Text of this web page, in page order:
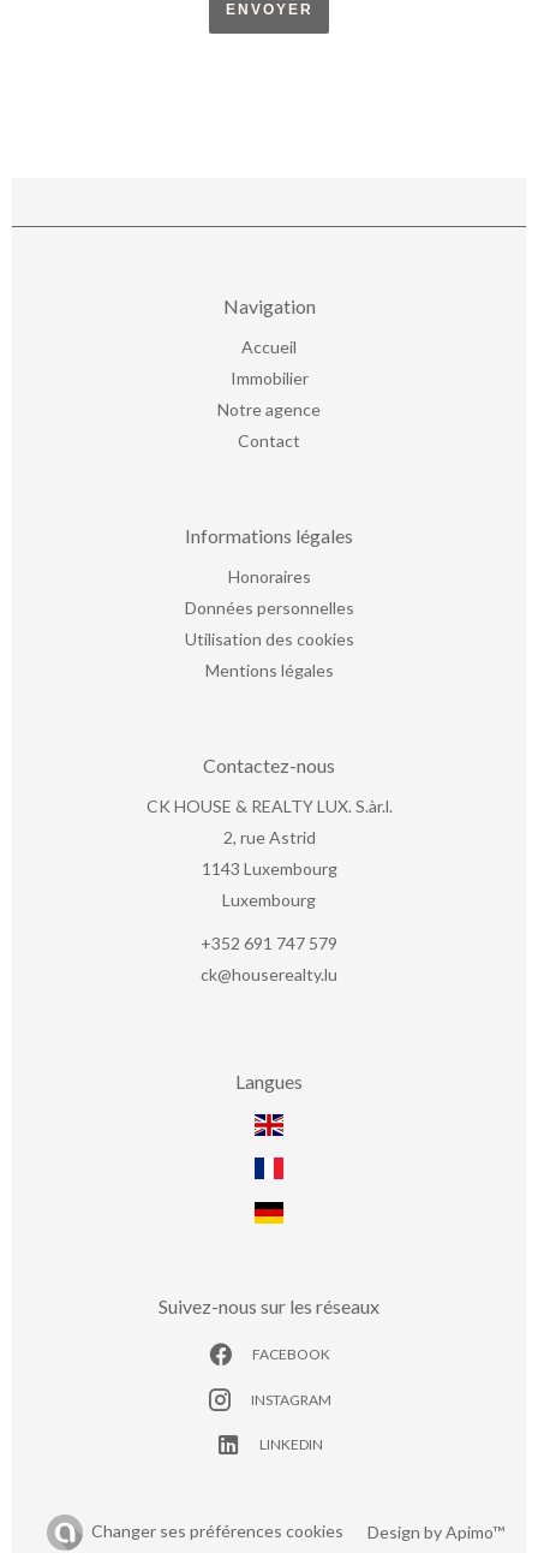
ENVOYER
Navigation
Accueil
Immobilier
Notre agence
Contact
Informations légales
Honoraires
Données personnelles
Utilisation des cookies
Mentions légales
Contactez-nous
CK HOUSE & REALTY LUX. S.àr.l.
2, rue Astrid
1143 Luxembourg
Luxembourg
+352 691 747 579
ck@houserealty.lu
Langues
Suivez-nous sur les réseaux
FACEBOOK
INSTAGRAM
LINKEDIN
Changer ses préférences cookies Design byApimo™